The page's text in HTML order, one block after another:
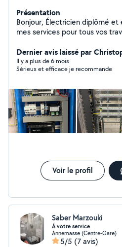
Présentation
Bonjour, Électricien diplômé et expérimenté, je propose
mes services pour tous vos
également vous aider pour
déménagement, le montage
petits travaux. N'hésitez pas à me contacter, je suis
Dernier avis laissé par
Il y a plus de 6 mois
Sérieux et efficace je recommande
Voir le profil
Saber Marzouki
À votre service
Annemasse (Centre-Gare)
5/5 (7 avis)